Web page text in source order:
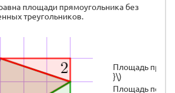
площади прямоугольника без
треугольников.
Площадь
}\)
Площадь